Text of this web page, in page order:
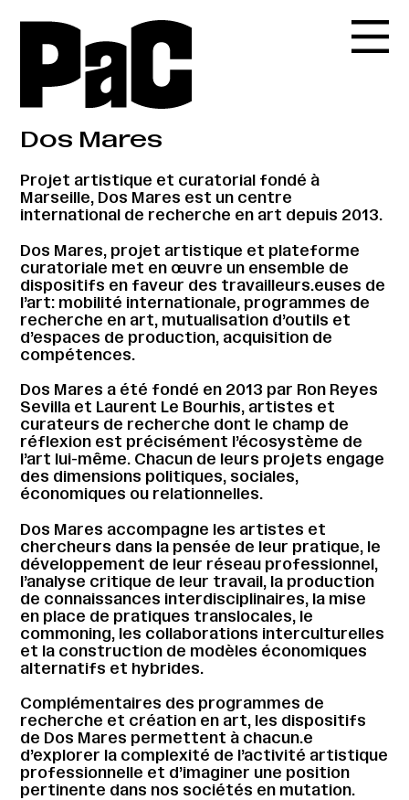
Dos Mares
Projet artistique et curatorial fondé à
Marseille, Dos Mares est un centre
international de recherche en art depuis 2013.
Dos Mares, projet artistique et plateforme
curatoriale met en œuvre un ensemble de
dispositifs en faveur des travailleurs.euses de
l’art: mobilité internationale, programmes de
recherche en art, mutualisation d’outils et
d’espaces de production, acquisition de
compétences.
Dos Mares a été fondé en 2013 par Ron Reyes
Sevilla et Laurent Le Bourhis, artistes et
curateurs de recherche dont le champ de
réflexion est précisément l’écosystème de
l’art lui-même. Chacun de leurs projets engage
des dimensions politiques, sociales,
économiques ou relationnelles.
Dos Mares accompagne les artistes et
chercheurs dans la pensée de leur pratique, le
développement de leur réseau professionnel,
l’analyse critique de leur travail, la production
de connaissances interdisciplinaires, la mise
en place de pratiques translocales, le
commoning, les collaborations interculturelles
et la construction de modèles économiques
alternatifs et hybrides.
Complémentaires des programmes de
recherche et création en art, les dispositifs
de Dos Mares permettent à chacun.e
d’explorer la complexité de l’activité artistique
professionnelle et d’imaginer une position
pertinente dans nos sociétés en mutation.